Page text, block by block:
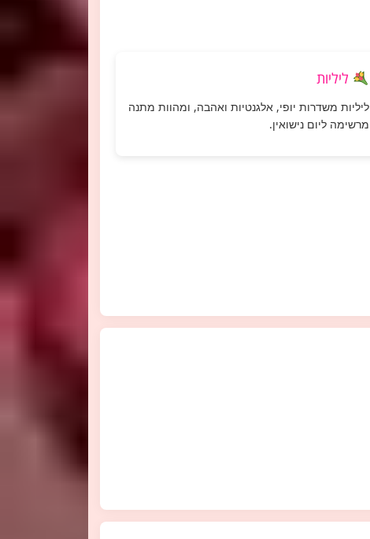
ליליות
ליליות משדרות יופי, אלגנטיות ואהבה, ומהוות מתנה
מרשימה ליום נישואין.